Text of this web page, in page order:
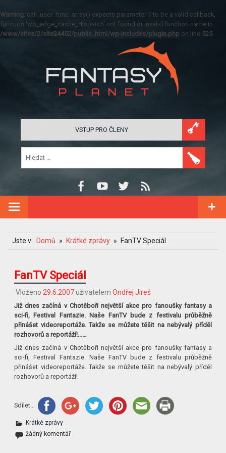
Warning: call_user_func_array() expects parameter 1 to be a valid callback,
function 'wp_edge_cache_dispatch' not found or invalid function name in
/www/sites/2/site24452/public_html/wp-includes/plugin.php on line 525
VSTUP PRO ČLENY
Jste v: Domů Krátké zprávy FanTV Speciál
FanTV Speciál
Vloženo 29.6.2007uživatelem Ondřej Jireš
Již dnes začíná v Chotěboři největší akce pro fanoušky fantasy a
sci-fi, Festival Fantazie. Naše FanTV bude z festivalu průběžně
přinášet videoreportáže. Takže se můžete těšit na nebývalý příděl
rozhovorů a reportáží!……
Již dnes začíná v Chotěboři největší akce pro fanoušky fantasy a
sci-fi, Festival Fantazie. Naše FanTV bude z festivalu průběžně
přinášet videoreportáže. Takže se můžete těšit na nebývalý příděl
rozhovorů a reportáží!
Sdílet...
Krátké zprávy
žádný komentář